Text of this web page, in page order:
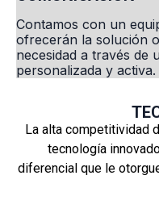
Contamos con un
ofrecerán la solución
necesidad a través de
personalizada y activa.
La alta competitividad
tecnología
diferencial que le